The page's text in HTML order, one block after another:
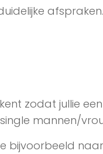
afspraken.
zodat jullie
mannen/
bijvoorbeeld